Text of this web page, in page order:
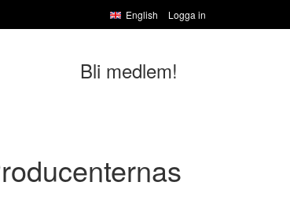
English Logga in
Bli medlem!